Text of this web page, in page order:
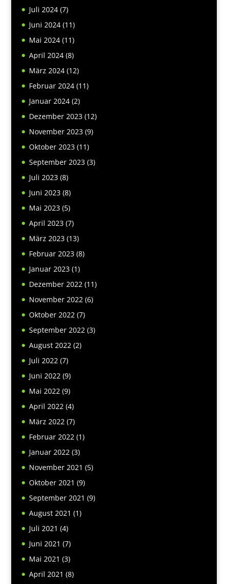
Juli 2024(7)
Juni 2024(11)
Mai 2024(11)
April 2024(8)
März 2024(12)
Februar 2024(11)
Januar 2024(2)
Dezember 2023(12)
November 2023(9)
Oktober 2023(11)
September 2023(3)
Juli 2023(8)
Juni 2023(8)
Mai 2023(5)
April 2023(7)
März 2023(13)
Februar 2023(8)
Januar 2023(1)
Dezember 2022(11)
November 2022(6)
Oktober 2022(7)
September 2022(3)
August 2022(2)
Juli 2022(7)
Juni 2022(9)
Mai 2022(9)
April 2022(4)
März 2022(7)
Februar 2022(1)
Januar 2022(3)
November 2021 (5)
Oktober 2021 (9)
September 2021 (9)
August 2021 (1)
Juli 2021 (4)
Juni 2021 (7)
Mai 2021 (3)
April 2021 (8)